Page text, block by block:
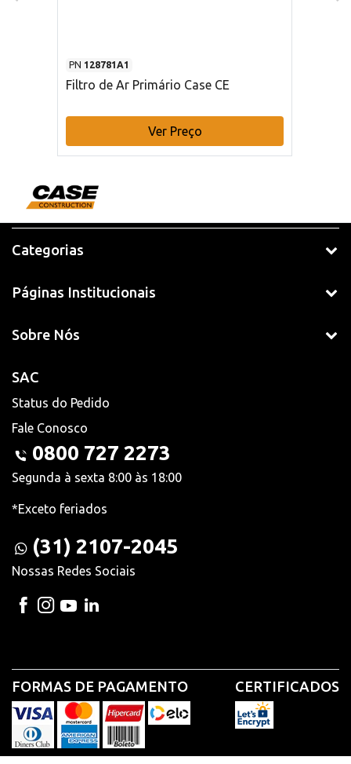
PN 128781A1
Filtro de Ar Primário Case CE
Ver Preço
Categorias
Páginas Institucionais
Sobre Nós
SAC
Status do Pedido
Fale Conosco
0800 727 2273
Segunda à sexta 8:00 às 18:00
*Exceto feriados
(31) 2107-2045
Nossas Redes Sociais
FORMAS DE PAGAMENTO CERTIFICADOS